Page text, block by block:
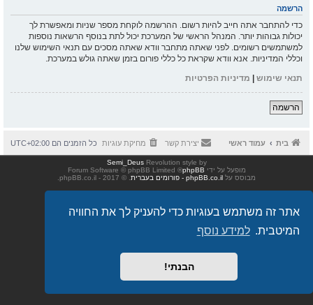
אתר זה משתמש בעוגיות כדי להעניק לך את החוויה
המיטבית. למידע נוסף
הבנתי!
הרשמה
כדי להתחבר אתה חייב להיות רשום. ההרשמה לוקחת מספר שניות ומאפשרת לך
יכולות גבוהות יותר. המנהל הראשי של המערכת יכול לתת בנוסף הרשאות נוספות
למשתמשים רשומים. לפני שאתה מתחבר וודא שאתה מסכים עם תנאי השימוש שלנו
וכללי המדיניות. אנא וודא שקראת כל כללי פורום בזמן שאתה גולש במערכת.
תנאי שימוש | מדיניות הפרטיות
הרשמה
בית עמוד ראשי כל הזמנים הם UTC+02:00 מחיקת עוגיות יצירת קשר
Revolution style by
Semi_Deus
מופעל על ידי phpBB
® Forum Software © phpBB Limited
מבוסס על phpBB.co.il - פורומים בעברית . © 2017 - phpBB.co.il.